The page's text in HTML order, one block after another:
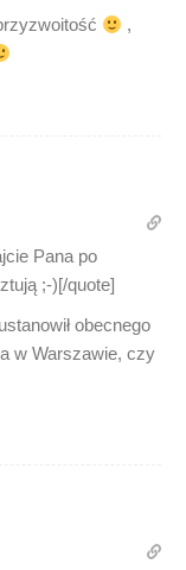
,
Pana po
;-)[/quote]
obecnego
w Warszawie, czy